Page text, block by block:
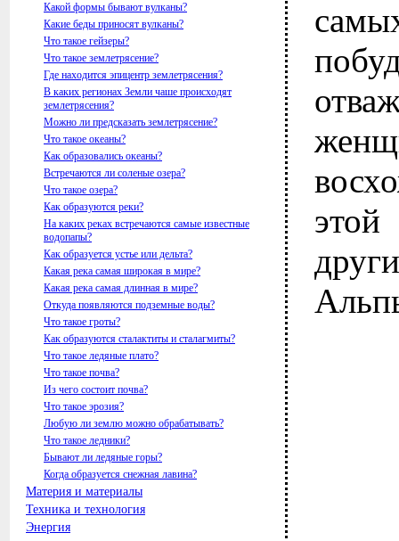
Какой формы бывают вулканы?
Какие беды приносят вулканы?
Что такое гейзеры?
Что такое землетрясение?
Где находится эпицентр землетрясения?
В каких регионах Земли чаше происходят
землетрясения?
Можно ли предсказать землетрясение?
Что такое океаны?
Как образовались океаны?
Встречаются ли соленые озера?
Что такое озера?
Как образуются реки?
На каких реках встречаются самые известные
водопапы?
Как образуется устье или дельта?
Какая река самая широкая в мире?
Какая река самая длинная в мире?
Откуда появляются подземные воды?
Что такое гроты?
Как образуются сталактиты и сталагмиты?
Что такое ледяные плато?
Что такое почва?
Из чего состоит почва?
Что такое эрозия?
Любую ли землю можно обрабатывать?
Что такое ледники?
Бывают ли ледяные горы?
Когда образуется снежная лавина?
Материя и материалы
Техника и технология
Энергия